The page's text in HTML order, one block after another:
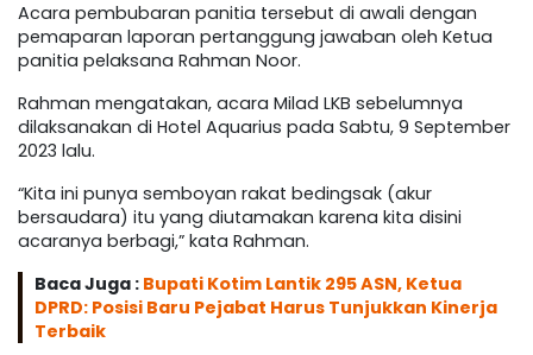
Acara pembubaran panitia tersebut di awali dengan
pemaparan laporan pertanggung jawaban oleh Ketua
panitia pelaksana Rahman Noor.
Rahman mengatakan, acara Milad LKB sebelumnya
dilaksanakan di Hotel Aquarius pada Sabtu, 9 September
2023 lalu.
“Kita ini punya semboyan rakat bedingsak (akur
bersaudara) itu yang diutamakan karena kita disini
acaranya berbagi,” kata Rahman.
Baca Juga : Bupati Kotim Lantik 295 ASN, Ketua
DPRD: Posisi Baru Pejabat Harus Tunjukkan Kinerja
Terbaik